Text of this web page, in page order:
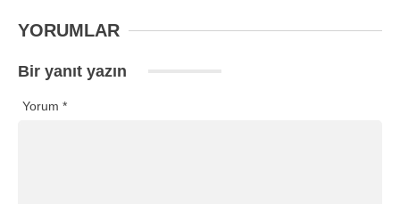
YORUMLAR
Bir yanıt yazın
Yorum *